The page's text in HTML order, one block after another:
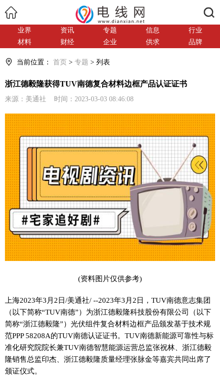
业界 资讯 专题 信息
行业
材料
财经 企业 供求 品牌
当前位置： 首页 > 专题 > 列表
浙江德毅隆获得TUV南德复合材料边框产品认证证书
来源：美通社 时间：2023-03-03 08:46:08
(资料图片仅供参考)
上海2023年3月2日/美通社/ --2023年3月2日，TUV南德意志集团
（以下简称“TUV南德”）为浙江德毅隆科技股份有限公司（以下
简称“浙江德毅隆”）光伏组件复合材料边框产品颁发基于技术规
范PPP 58208A的TUV南德认证证书。TUV南德新能源可靠性与标
准化研究院院长兼TUV南德智慧能源运营总监张祝林、浙江德毅
隆销售总监印杰、浙江德毅隆质量经理张脉金等嘉宾共同出席了
颁证仪式。